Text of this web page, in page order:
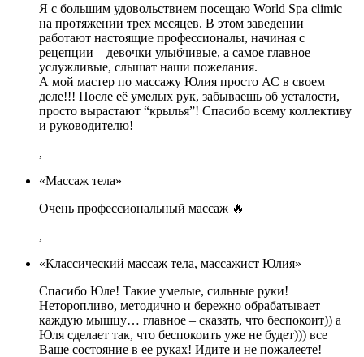
Я с большим удовольствием посещаю World Spa climic
на протяжении трех месяцев. В этом заведении
работают настоящие профессионалы, начиная с
рецепции – девочки улыбчивые, а самое главное
услужливые, слышат наши пожелания.
А мой мастер по массажу Юлия просто АС в своем
деле!!! После её умелых рук, забываешь об усталости,
просто вырастают “крылья”! Спасибо всему коллективу
и руководителю!
,
«Массаж тела»
Очень профессиональный массаж 🔥
,
«Классический массаж тела, массажист Юлия»
Спасибо Юле! Такие умелые, сильные руки!
Неторопливо, методично и бережно обрабатывает
каждую мышцу… главное – сказать, что беспокоит)) а
Юля сделает так, что беспокоить уже не будет))) все
Ваше состояние в ее руках! Идите и не пожалеете!